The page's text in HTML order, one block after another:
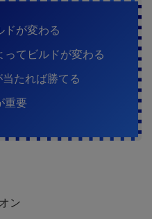
ドが変わる
てビルドが変わる
たれば勝てる
重要
ン